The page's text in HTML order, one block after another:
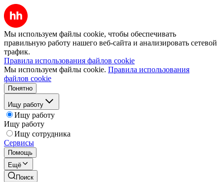
Мы используем файлы cookie, чтобы обеспечивать
правильную работу нашего веб-сайта и анализировать сетевой
трафик.
Правила использования файлов cookie
Мы используем файлы cookie. Правила использования
файлов cookie
Понятно
Ищу работу
Ищу работу
Ищу работу
Ищу сотрудника
Сервисы
Помощь
Ещё
Поиск